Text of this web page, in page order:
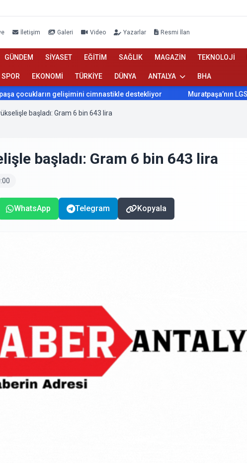
İletişim Galeri Video Yazarlar Resmi İlan
GÜNDEM SİYASET EĞİTİM SAĞLIK MAGAZİN TEKNOLOJİ
SPOR EKONOMİ TÜRKİYE DÜNYA ANTALYA BHA
gelişimini cimnastikle destekliyor Muratpaşa’nın LGS başarısı
başladı: Gram 6 bin 643 lira
başladı: Gram 6 bin 643 lira
WhatsApp Telegram Kopyala